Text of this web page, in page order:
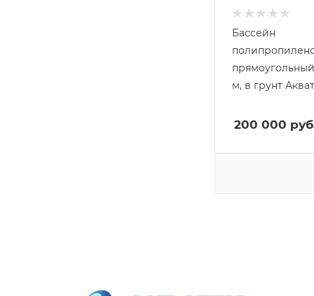
Бассейн
прямоугольный
м, в грунт
200 000